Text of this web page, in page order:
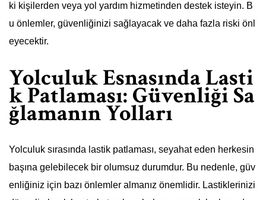
ki kişilerden veya yol yardım hizmetinden destek isteyin. B
u önlemler, güvenliğinizi sağlayacak ve daha fazla riski önl
eyecektir.
Yolculuk Esnasında Lasti
k Patlaması: Güvenliği Sa
ğlamanın Yolları
Yolculuk sırasında lastik patlaması, seyahat eden herkesin
başına gelebilecek bir olumsuz durumdur. Bu nedenle, güv
enliğiniz için bazı önlemler almanız önemlidir. Lastiklerinizi